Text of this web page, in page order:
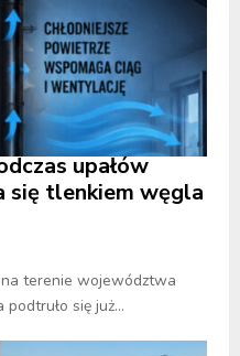
upałów
się tlenkiem węgla
terenie województwa
się już...